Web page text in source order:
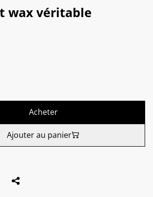
wax véritable
Acheter
Ajouter au panier